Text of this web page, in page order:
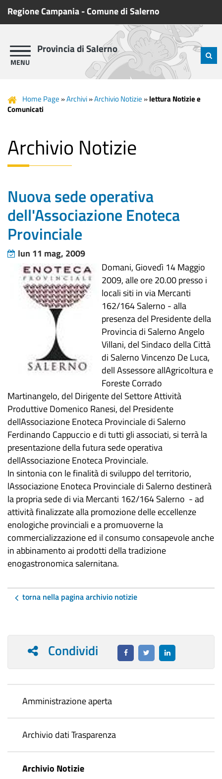
Regione Campania-Comune di Salerno
Provincia di Salerno
Home Page »Archivi»Archivio Notizie »lettura Notizie e
Comunicati
Archivio Notizie
Nuova sede operativa
dell'Associazione Enoteca
Provinciale
lun 11 mag, 2009
Domani, Giovedì 14 Maggio
2009, alle ore 20.00 presso i
locali siti in via Mercanti
162/164 Salerno - alla
presenza del Presidente della
Provincia di Salerno Angelo
Villani, del Sindaco della Città
di Salerno Vincenzo De Luca,
dell Assessore allAgricoltura e
Foreste Corrado
Martinangelo, del Dirigente del Settore Attività
Produttive Domenico Ranesi, del Presidente
dellAssociazione Enoteca Provinciale di Salerno
Ferdinando Cappuccio e di tutti gli associati, si terrà la
presentazione della futura sede operativa
dellAssociazione Enoteca Provinciale.
In sintonia con le finalità di sviluppo del territorio,
lAssociazione Enoteca Provinciale di Salerno destinerà
la propria sede di via Mercanti 162/164 Salerno - ad
attività finalizzate alla promozione delle eccellenze
enologiche provinciali e a promuoverne la
commercializzazione ed il consumo consapevole anche
in abbinamento ai prodotti della tradizione
enogastronomica salernitana.
torna nella pagina archivio notizie
Condividi
Amministrazione aperta
Archivio dati Trasparenza
Archivio Notizie